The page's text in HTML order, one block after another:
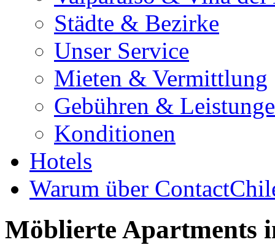
Städte & Bezirke
Unser Service
Mieten & Vermittlung
Gebühren &
Konditionen
Hotels
Warum über
Möblierte Apartments